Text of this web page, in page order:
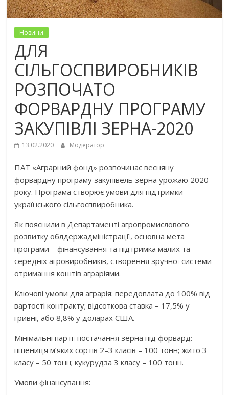
Новини
ДЛЯ
СІЛЬГОСПВИРОБНИКІВ
РОЗПОЧАТО
ФОРВАРДНУ ПРОГРАМУ
ЗАКУПІВЛІ ЗЕРНА-2020
13.02.2020 Модератор
ПАТ «Аграрний фонд» розпочинає весняну
форвардну програму закупівель зерна урожаю 2020
року. Програма створює умови для підтримки
українського сільгоспвиробника.
Як пояснили в Департаменті агропромислового
розвитку облдержадміністрації, основна мета
програми – фінансування та підтримка малих та
середніх агровиробників, створення зручної системи
отримання коштів аграріями.
Ключові умови для аграрія: передоплата до 100% від
вартості контракту; відсоткова ставка – 17,5% у
гривні, або 8,8% у доларах США.
Мінімальні партії постачання зерна під форвард:
пшениця м’яких сортів 2–3 класів – 100 тонн; жито 3
класу – 50 тонн; кукурудза 3 класу – 100 тонн.
Умови фінансування: